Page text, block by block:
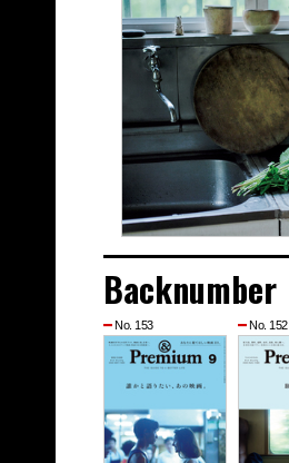
Backnumber
No. 153 No. 152